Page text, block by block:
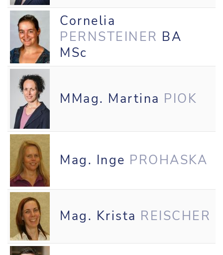
Cornelia
PERNSTEINER BA
MSc
MMag. Martina PIOK
Mag. Inge PROHASKA
Mag. Krista REISCHER